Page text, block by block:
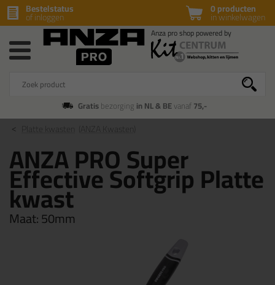
0 producten
in winkelwagen
Bestelstatus
of inloggen
Gratisbezorging in NL & BEvanaf75,-
Platte kwasten (ANZA Kwasten)
ANZA PRO Super
Effective Softgrip Platte
kwast
Maat:50mm